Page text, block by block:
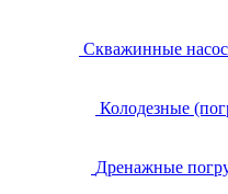
Скважинные
Колодезные
Дренажные